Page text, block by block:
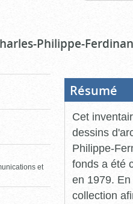
Philippe-
et
Résumé
Cet
dessins
Philippe-
fonds a été
en 1979.
collection